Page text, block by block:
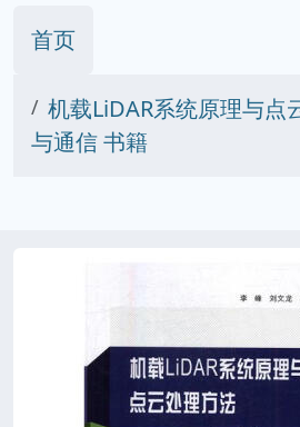
首页
机载LiDAR系统原理与点
与通信 书籍